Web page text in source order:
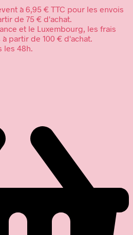
à 6,95 € TTC pour les envois
de 75 € d'achat.
et le Luxembourg, les frais
partir de 100 € d'achat.
les 48h.